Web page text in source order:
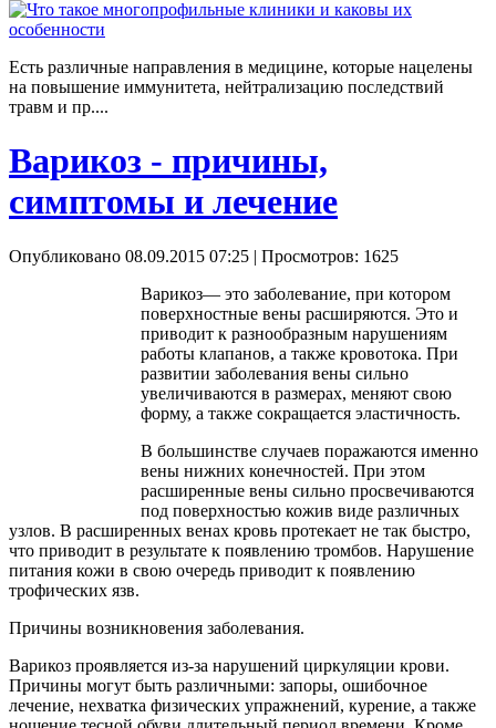
Есть различные направления в медицине, которые нацелены
на повышение иммунитета, нейтрализацию последствий
травм и пр....
Варикоз - причины,
симптомы и лечение
Опубликовано 08.09.2015 07:25 | Просмотров: 1625
Варикоз— это заболевание, при котором
поверхностные вены расширяются. Это и
приводит к разнообразным нарушениям
работы клапанов, а также кровотока. При
развитии заболевания вены сильно
увеличиваются в размерах, меняют свою
форму, а также сокращается эластичность.
В большинстве случаев поражаются именно
вены нижних конечностей. При этом
расширенные вены сильно просвечиваются
под поверхностью кожив виде различных
узлов. В расширенных венах кровь протекает не так быстро,
что приводит в результате к появлению тромбов. Нарушение
питания кожи в свою очередь приводит к появлению
трофических язв.
Причины возникновения заболевания.
Варикоз проявляется из-за нарушений циркуляции крови.
Причины могут быть различными: запоры, ошибочное
лечение, нехватка физических упражнений, курение, а также